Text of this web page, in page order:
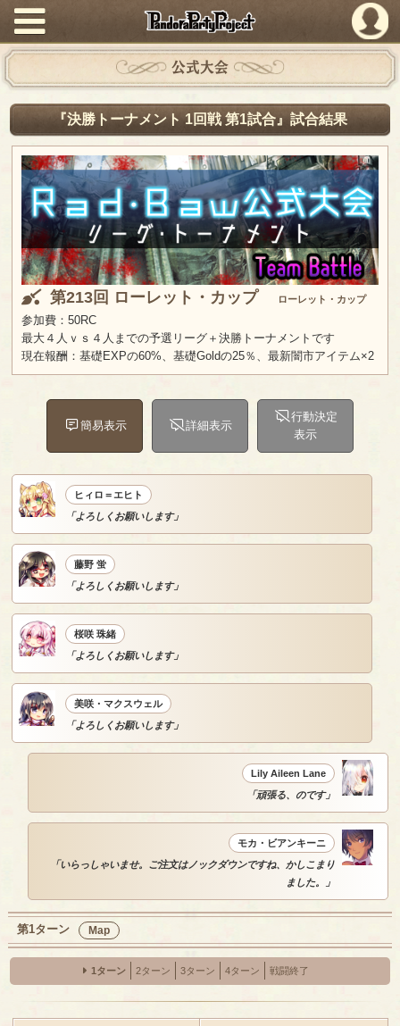
PandoraPartyProject
公式大会
『決勝トーナメント 1回戦 第1試合』試合結果
第213回 ローレット・カップ ローレット・カップ
参加費：50RC
最大４人ｖｓ４人までの予選リーグ＋決勝トーナメントです
現在報酬：基礎EXPの60%、基礎Goldの25％、最新闇市アイテム×2
簡易表示 詳細表示
行動決定
表示
ヒィロ＝エヒト
「よろしくお願いします」
藤野 蛍
「よろしくお願いします」
桜咲 珠緒
「よろしくお願いします」
美咲・マクスウェル
「よろしくお願いします」
Lily Aileen Lane
「頑張る、のです」
モカ・ビアンキーニ
「いらっしゃいませ。ご注文はノックダウンですね、かしこまり
ました。」
第1ターン Map
1ターン 2ターン 3ターン 4ターン 戦闘終了